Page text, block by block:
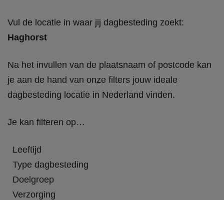
Vul de locatie in waar jij dagbesteding zoekt:
Haghorst
Na het invullen van de plaatsnaam of postcode kan
je aan de hand van onze filters jouw ideale
dagbesteding locatie in Nederland vinden.
Je kan filteren op…
Leeftijd
Type dagbesteding
Doelgroep
Verzorging